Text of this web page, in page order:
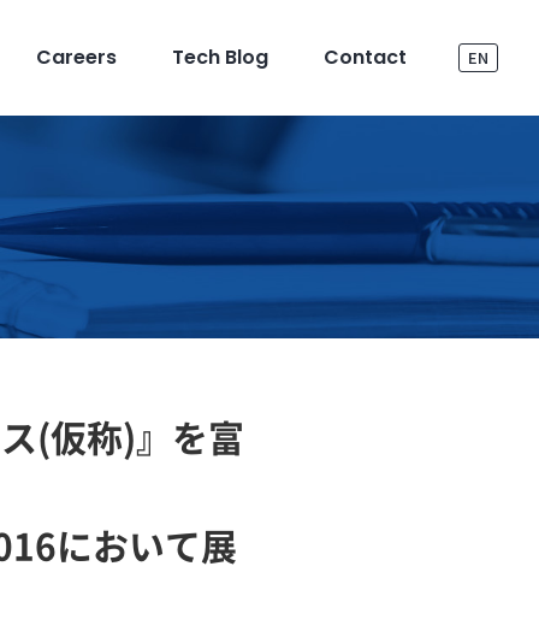
Careers Tech Blog Contact EN
(仮称)』を富
において展